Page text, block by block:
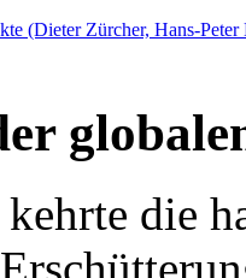
(Dieter Zürcher, Hans-
die